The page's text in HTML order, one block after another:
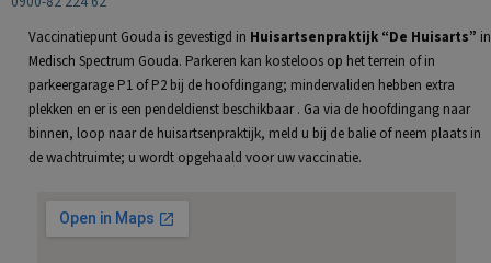
Vaccinatiepunt Gouda is gevestigd in Huisartsenpraktijk “De Huisarts” in
Medisch Spectrum Gouda. Parkeren kan kosteloos op het terrein of in
parkeergarage P1 of P2 bij de hoofdingang; mindervaliden hebben extra
plekken en er is een pendeldienst beschikbaar . Ga via de hoofdingang naar
binnen, loop naar de huisartsenpraktijk, meld u bij de balie of neem plaats in
de wachtruimte; u wordt opgehaald voor uw vaccinatie.